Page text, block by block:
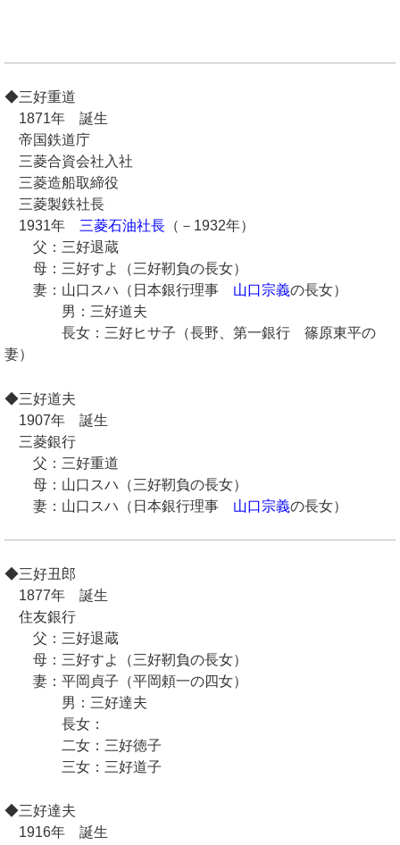
◆三好重道
1871年 誕生
帝国鉄道庁
三菱合資会社入社
三菱造船取締役
三菱製鉄社長
1931年 三菱石油社長（－1932年）
父：三好退蔵
母：三好すよ（三好靭負の長女）
妻：山口スハ（日本銀行理事 山口宗義の長女）
男：三好道夫
長女：三好ヒサ子（長野、第一銀行 篠原東平の
妻）
◆三好道夫
1907年 誕生
三菱銀行
父：三好重道
母：山口スハ（三好靭負の長女）
妻：山口スハ（日本銀行理事 山口宗義の長女）
◆三好丑郎
1877年 誕生
住友銀行
父：三好退蔵
母：三好すよ（三好靭負の長女）
妻：平岡貞子（平岡頼一の四女）
男：三好達夫
長女：
二女：三好徳子
三女：三好道子
◆三好達夫
1916年 誕生